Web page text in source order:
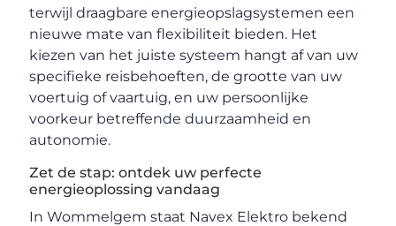
terwijl draagbare energieopslagsystemen een
nieuwe mate van flexibiliteit bieden. Het
kiezen van het juiste systeem hangt af van uw
specifieke reisbehoeften, de grootte van uw
voertuig of vaartuig, en uw persoonlijke
voorkeur betreffende duurzaamheid en
autonomie.
Zet de stap: ontdek uw perfecte
energieoplossing vandaag
In Wommelgem staat Navex Elektro bekend